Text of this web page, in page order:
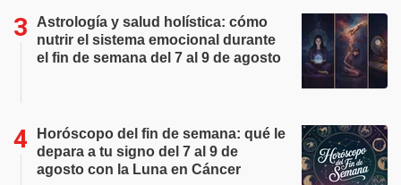
Astrología y salud holística: cómo
nutrir el sistema emocional durante
el fin de semana del 7 al 9 de agosto
Horóscopo del fin de semana: qué le
depara a tu signo del 7 al 9 de
agosto con la Luna en Cáncer